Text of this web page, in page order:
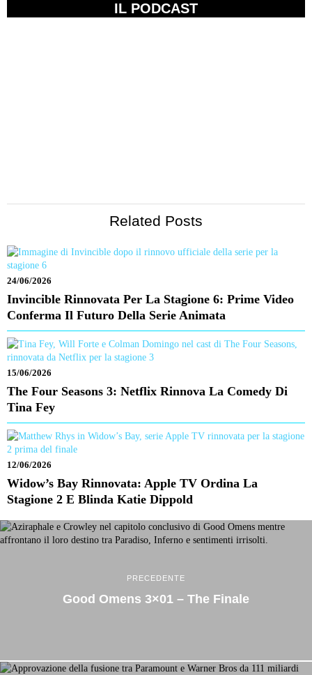
IL PODCAST
Related Posts
24/06/2026
Invincible Rinnovata Per La Stagione 6: Prime Video
Conferma Il Futuro Della Serie Animata
15/06/2026
The Four Seasons 3: Netflix Rinnova La Comedy Di
Tina Fey
12/06/2026
Widow’s Bay Rinnovata: Apple TV Ordina La
Stagione 2 E Blinda Katie Dippold
PRECEDENTE
Good Omens 3×01 – The Finale